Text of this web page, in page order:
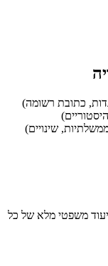
כתובת רשומה)
שינויים)
משפטי מלא של כל